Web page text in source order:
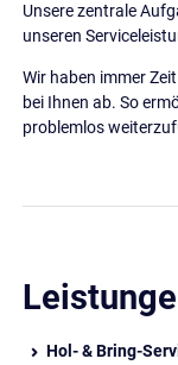
Unsere zentrale
unseren
Wir haben immer
bei Ihnen ab. So
problemlos
Hol- & Bring-